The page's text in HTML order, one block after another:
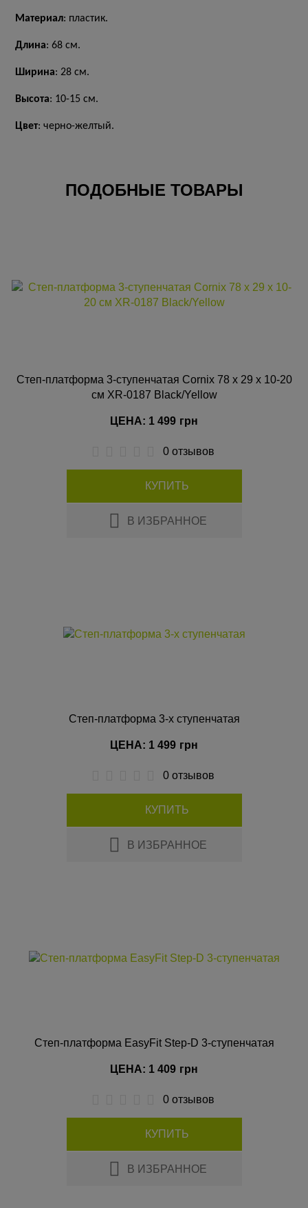
Материал: пластик.
Длина: 68 см.
Ширина: 28 см.
Высота: 10-15 см.
Цвет: черно-желтый.
ПОДОБНЫЕ ТОВАРЫ
Степ-платформа 3-ступенчатая Cornix 78 х 29 х 10-20
см XR-0187 Black/Yellow
ЦЕНА: 1 499 грн
0 отзывов
КУПИТЬ
В ИЗБРАННОЕ
Степ-платформа 3-х ступенчатая
ЦЕНА: 1 499 грн
0 отзывов
КУПИТЬ
В ИЗБРАННОЕ
Степ-платформа EasyFit Step-D 3-ступенчатая
ЦЕНА: 1 409 грн
0 отзывов
КУПИТЬ
В ИЗБРАННОЕ